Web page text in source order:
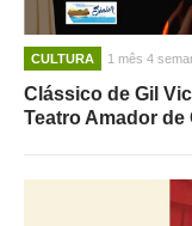
CULTURA 1 mês 4
Clássico de Gil
Teatro Amador de